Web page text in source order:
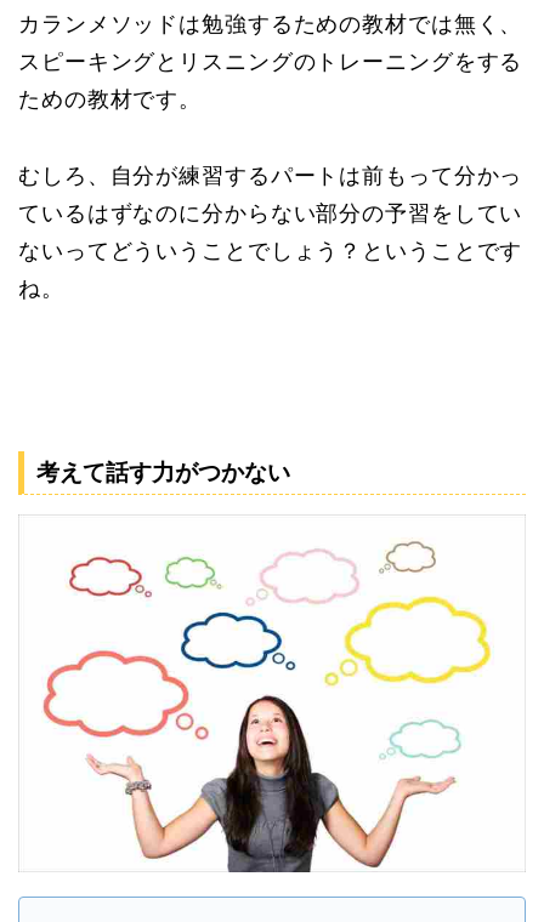
カランメソッドは勉強するための教材では無く、
スピーキングとリスニングのトレーニングをする
ための教材です。
むしろ、自分が練習するパートは前もって分かっ
ているはずなのに分からない部分の予習をしてい
ないってどういうことでしょう？ということです
ね。
考えて話す力がつかない